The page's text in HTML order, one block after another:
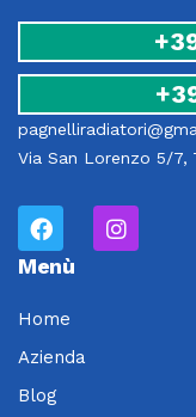
Via San Lorenzo 5/7,
Menù
Home
Azienda
Blog